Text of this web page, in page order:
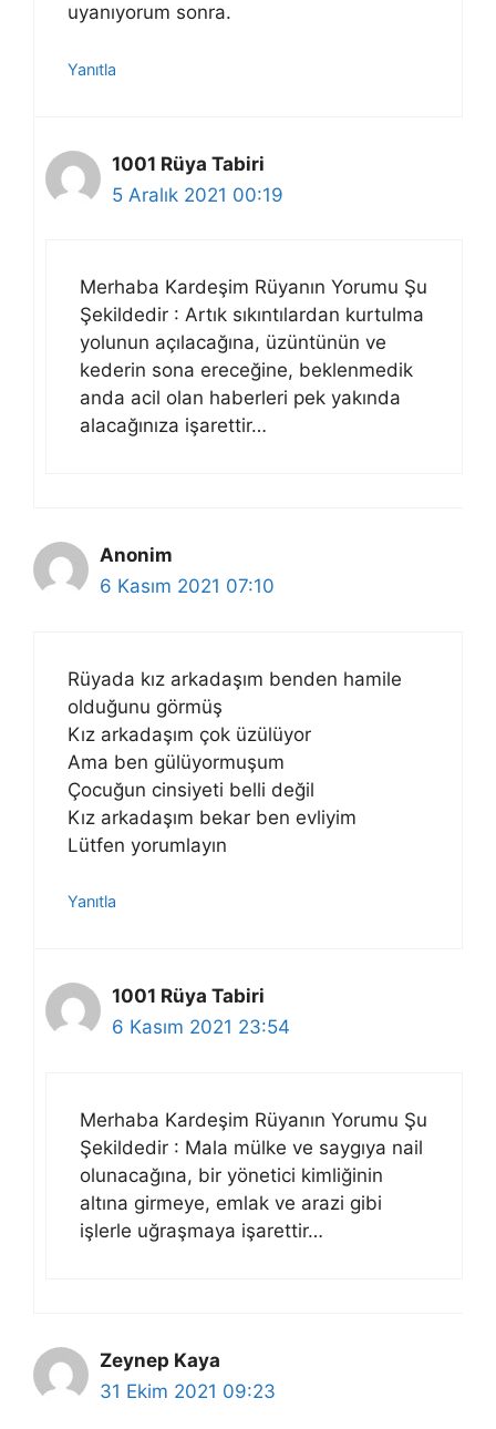
uyanıyorum sonra.
Yanıtla
1001 Rüya Tabiri
5 Aralık 2021 00:19
Merhaba Kardeşim Rüyanın Yorumu Şu
Şekildedir : Artık sıkıntılardan kurtulma
yolunun açılacağına, üzüntünün ve
kederin sona ereceğine, beklenmedik
anda acil olan haberleri pek yakında
alacağınıza işarettir…
Anonim
6 Kasım 2021 07:10
Rüyada kız arkadaşım benden hamile
olduğunu görmüş
Kız arkadaşım çok üzülüyor
Ama ben gülüyormuşum
Çocuğun cinsiyeti belli değil
Kız arkadaşım bekar ben evliyim
Lütfen yorumlayın
Yanıtla
1001 Rüya Tabiri
6 Kasım 2021 23:54
Merhaba Kardeşim Rüyanın Yorumu Şu
Şekildedir : Mala mülke ve saygıya nail
olunacağına, bir yönetici kimliğinin
altına girmeye, emlak ve arazi gibi
işlerle uğraşmaya işarettir…
Zeynep Kaya
31 Ekim 2021 09:23